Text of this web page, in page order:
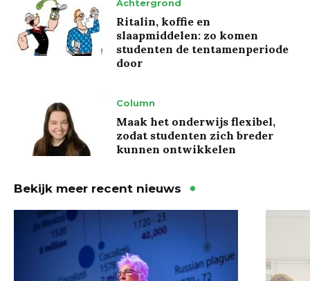
Achtergrond
Ritalin, koffie en
slaapmiddelen: zo komen
studenten de tentamenperiode
door
Column
Maak het onderwijs flexibel,
zodat studenten zich breder
kunnen ontwikkelen
Bekijk meer recent nieuws